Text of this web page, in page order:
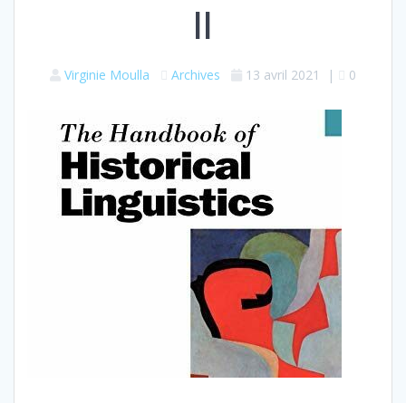
II
Virginie Moulla Archives 13 avril 2021 | 0